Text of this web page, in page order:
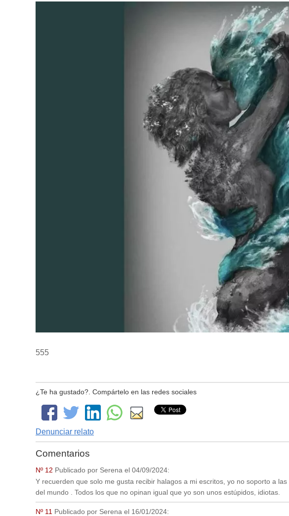
555
¿Te ha gustado?. Compártelo en las redes sociales
Denunciar relato
Comentarios
Nº 12 Publicado por Serena el 04/09/2024:
Y recuerden que solo me gusta recibir halagos a mi escritos, yo no soporto a
del mundo . Todos los que no opinan igual que yo son unos estúpidos, idiotas.
Nº 11 Publicado por Serena el 16/01/2024: